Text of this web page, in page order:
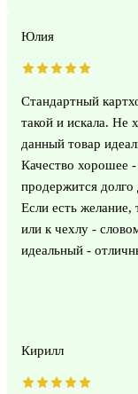
Юлия
Стандартный
такой и искала. Не
данный товар
Качество хорошее
продержится
Если есть
или к чехлу -
идеальный -
Кирилл